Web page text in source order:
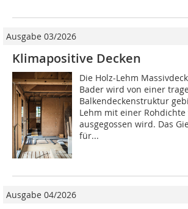
Ausgabe 03/2026
Klimapositive Decken
Die Holz-Lehm
Bader wird von einer
Balkendeckenstruktur
Lehm mit einer Rohdichte
ausgegossen wird. Das
für...
Ausgabe 04/2026